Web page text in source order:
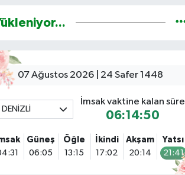
07 Ağustos 2026 | 24 Safer 1448
DENİZLİ
İmsak vaktine kalan süre
06:14:48
Güneş
06:05
Öğle
13:15
İkindi
17:02
Akşam
20:14
Yatsı
21:41